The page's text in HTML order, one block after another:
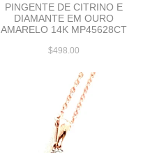
PINGENTE DE CITRINO E
DIAMANTE EM OURO
AMARELO 14K MP45628CT
$498.00